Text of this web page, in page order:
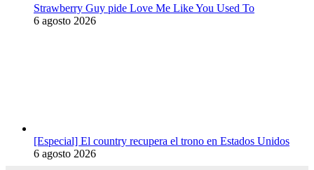
Strawberry Guy pide Love Me Like You Used To
6 agosto 2026
[Especial] El country recupera el trono en Estados Unidos
6 agosto 2026